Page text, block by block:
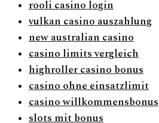
rooli casino login
vulkan casino auszahlung
new australian casino
casino limits vergleich
highroller casino bonus
casino ohne einsatzlimit
casino willkommensbonus
slots mit bonus